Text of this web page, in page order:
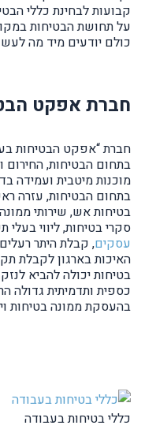
קבועות לבחינת כללי
על תחושת הבטיחות
כולם יודעים מיד מה
חברת אפקט
חברת “אפקט הבטיחות
בתחום הבטיחות, החירום
מוכנות מיטבית ועמידה
בתחום הבטיחות, עזרה
בטיחות אש, שירותי
סקרי בטיחות, ליווי בעלי
עסקים, קבלת היתר
בטיחות יכולה להביא
כספית ותדמיתית גדולה
בהעסקת ממונה בטיחות
כללי בטיחות בעבודה